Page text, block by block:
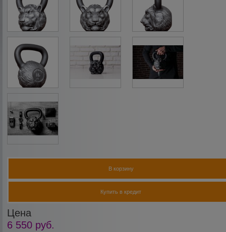
Цена
6 550 руб.
В корзину
Купить в кредит